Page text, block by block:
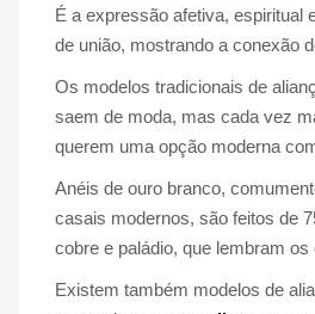
É a expressão afetiva, espiritual
de união, mostrando a conexão
Os modelos tradicionais de
saem de moda, mas cada vez
querem uma opção moderna
Anéis de ouro branco,
casais modernos, são feitos de
cobre e paládio, que lembram os
Existem também modelos de